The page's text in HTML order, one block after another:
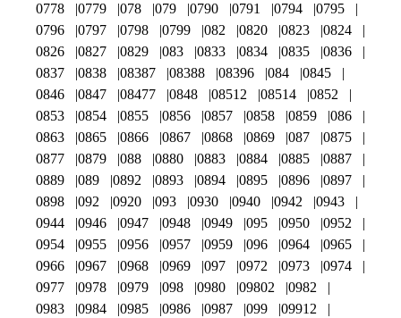
0778
0779 078 079 0790 0791 0794
0795
0796
0797 0798 0799 082 0820 0823
0824
0826
0827 0829 083 0833 0834 0835
0836
0837
0838 08387 08388 08396 084
0845
0846
0847 08477 0848 08512 08514
0852
0853
0854 0855 0856 0857 0858 0859
086
0863
0865 0866 0867 0868 0869 087
0875
0877
0879 088 0880 0883 0884 0885
0887
0889
089 0892 0893 0894 0895 0896
0897
0898
092 0920 093 0930 0940 0942
0943
0944
0946 0947 0948 0949 095 0950
0952
0954
0955 0956 0957 0959 096 0964
0965
0966
0967 0968 0969 097 0972 0973
0974
0977
0978 0979 098 0980 09802
0982
0983
0984 0985 0986 0987 099
09912